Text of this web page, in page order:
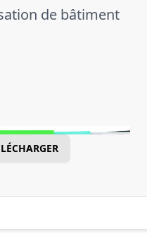
de bâtiment